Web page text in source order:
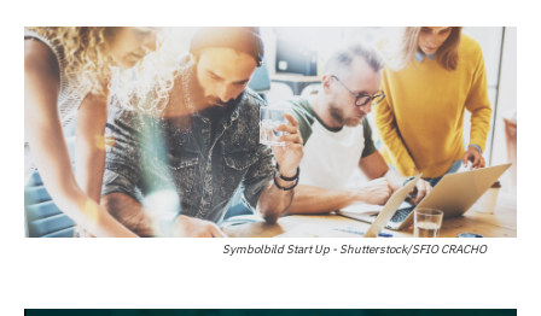
Symbolbild Start Up - Shutterstock/SFIO CRACHO